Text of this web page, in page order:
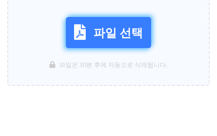
파일 선택
파일은 30분 후에 자동으로 삭제됩니다.